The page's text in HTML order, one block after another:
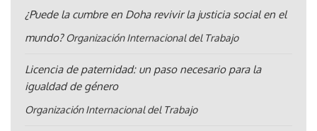
¿Puede la cumbre en Doha revivir la justicia social en el
mundo? Organización Internacional del Trabajo
Licencia de paternidad: un paso necesario para la
igualdad de género
Organización Internacional del Trabajo